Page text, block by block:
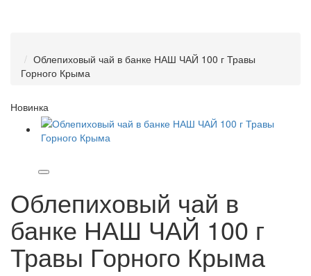
Облепиховый чай в банке НАШ ЧАЙ 100 г Травы
Горного Крыма
Новинка
Облепиховый чай в
банке НАШ ЧАЙ 100 г
Травы Горного Крыма